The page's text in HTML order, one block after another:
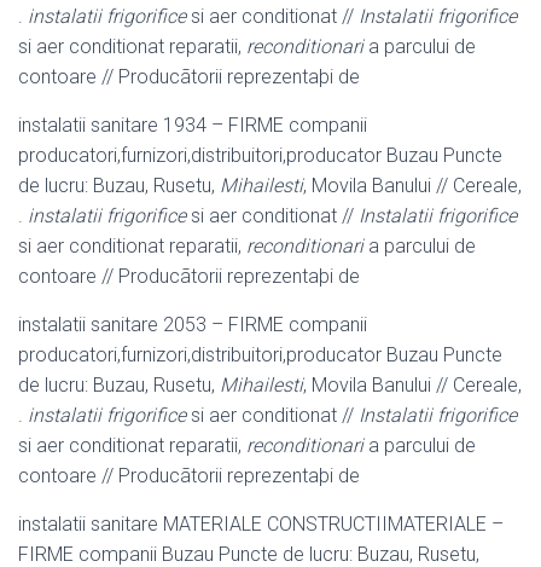
instalatii frigorificesi aer conditionat // Instalatii frigorifice
si aer conditionat reparatii, reconditionaria parcului de
contoare // Producãtorii reprezentaþi de
instalatii sanitare 1934 – FIRME companii
producatori,furnizori,distribuitori,producator Buzau Puncte
de lucru: Buzau, Rusetu, Mihailesti, Movila Banului // Cereale,
instalatii frigorificesi aer conditionat // Instalatii frigorifice
si aer conditionat reparatii, reconditionaria parcului de
contoare // Producãtorii reprezentaþi de
instalatii sanitare 2053 – FIRME companii
producatori,furnizori,distribuitori,producator Buzau Puncte
de lucru: Buzau, Rusetu, Mihailesti, Movila Banului // Cereale,
instalatii frigorificesi aer conditionat // Instalatii frigorifice
si aer conditionat reparatii, reconditionaria parcului de
contoare // Producãtorii reprezentaþi de
instalatii sanitare MATERIALE CONSTRUCTIIMATERIALE –
FIRME companii Buzau Puncte de lucru: Buzau, Rusetu,